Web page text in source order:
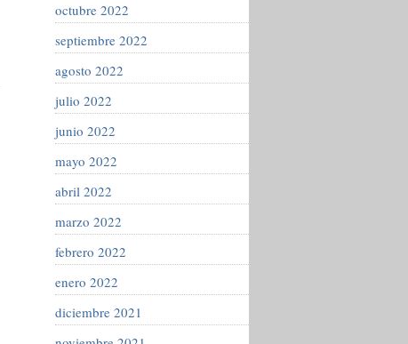
octubre 2022
septiembre 2022
agosto 2022
julio 2022
junio 2022
mayo 2022
abril 2022
marzo 2022
febrero 2022
enero 2022
diciembre 2021